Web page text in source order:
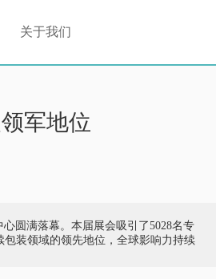
关于我们
军地位
心圆满落幕。本届展会吸引了5028名专
装领域的领先地位，全球影响力持续